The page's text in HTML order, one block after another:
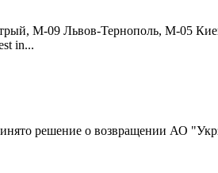
M-09 Львов-Тернополь, M-05
in...
решение о возвращении АО